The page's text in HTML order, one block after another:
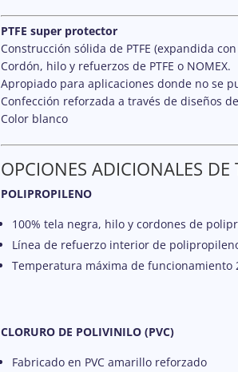
PTFE super protector
Construcción sólida de PTFE (expandida con
Cordón, hilo y refuerzos de PTFE o NOMEX.
Apropiado para aplicaciones donde no se
Confección reforzada a través de diseños
Color blanco
OPCIONES ADICIONALES DE
POLIPROPILENO
100% tela negra, hilo y cordones de
Línea de refuerzo interior de
Temperatura máxima de funcionamiento
CLORURO DE POLIVINILO (PVC)
Fabricado en PVC amarillo reforzado